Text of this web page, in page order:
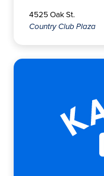
4525 Oak St.
Country Club Plaza